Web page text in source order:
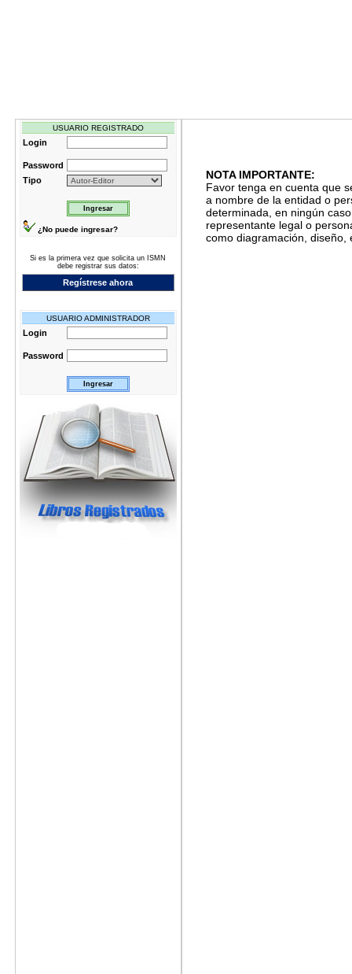
USUARIO REGISTRADO
Login
Password
Tipo
¿No puede ingresar?
Si es la primera vez que solicita un ISMN
debe registrar sus datos:
Regístrese ahora
USUARIO ADMINISTRADOR
Login
Password
NOTA IMPORTANTE:
Favor tenga en cuenta que
a nombre de la entidad o
determinada, en ningún
representante legal o
como diagramación, diseño,